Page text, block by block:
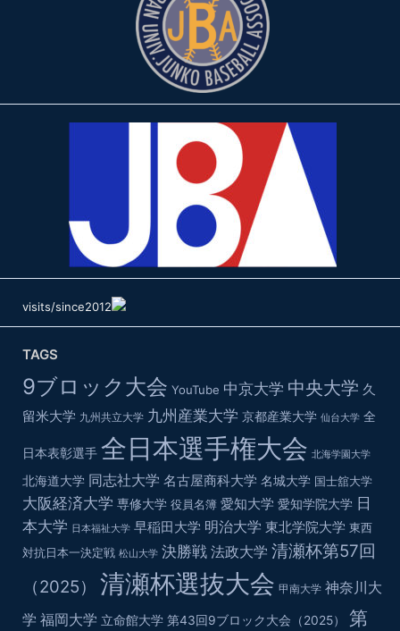
visits/since2012
TAGS
9ブロック大会 YouTube 中京大学 中央大学 久
留米大学 九州共立大学 九州産業大学 京都産業大学 仙台大学 全
日本表彰選手 全日本選手権大会 北海学園大学
北海道大学 同志社大学 名古屋商科大学 名城大学 国士舘大学
大阪経済大学 専修大学 役員名簿 愛知大学 愛知学院大学 日
本大学 日本福祉大学 早稲田大学 明治大学 東北学院大学 東西
対抗日本一決定戦 松山大学 決勝戦 法政大学 清瀬杯第57回
（2025）
清瀬杯選抜大会 甲南大学 神奈川大
学 福岡大学 立命館大学 第43回9ブロック大会（2025）
第